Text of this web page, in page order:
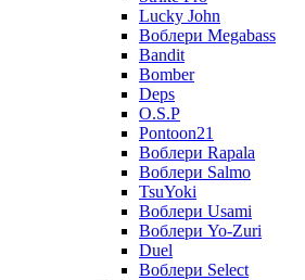
Lucky John
Воблери Megabass
Bandit
Bomber
Deps
O.S.P
Pontoon21
Воблери Rapala
Воблери Salmo
TsuYoki
Воблери Usami
Воблери Yo-Zuri
Duel
Воблери Select